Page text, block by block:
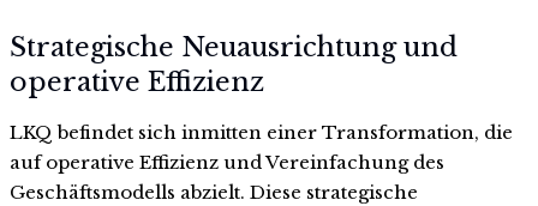
Strategische Neuausrichtung und
operative Effizienz
LKQ befindet sich inmitten einer Transformation, die
auf operative Effizienz und Vereinfachung des
Geschäftsmodells abzielt. Diese strategische